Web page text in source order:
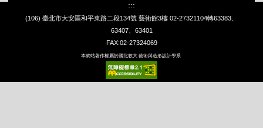
:::
(106) 臺北市大安區和平東路二段134號 藝術館3樓 02-27321104轉63383、
63407、63401
FAX:02-27324069
本網站著作權屬於國北教大 藝術與造形設計學系